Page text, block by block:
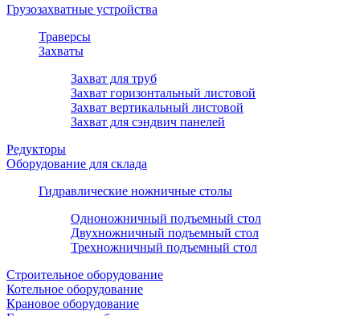
Грузозахватные устройства
Траверсы
Захваты
Захват для труб
Захват горизонтальный листовой
Захват вертикальный листовой
Захват для сэндвич панелей
Редукторы
Оборудование для склада
Гидравлические ножничные столы
Одноножничный подъемный стол
Двухножничный подъемный стол
Трехножничный подъемный стол
Строительное оборудование
Котельное оборудование
Крановое оборудование